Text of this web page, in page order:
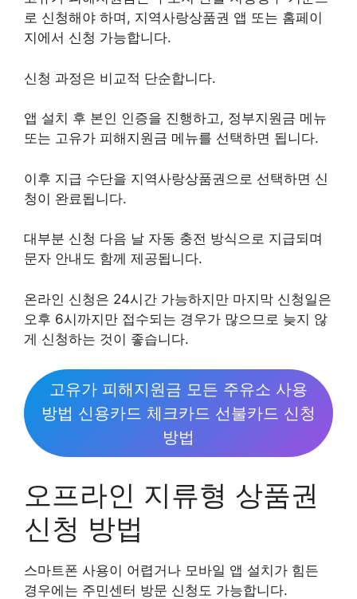
로 신청해야 하며, 지역사랑상품권 앱 또는 홈페이
지에서 신청 가능합니다.
신청 과정은 비교적 단순합니다.
앱 설치 후 본인 인증을 진행하고, 정부지원금 메뉴
또는 고유가 피해지원금 메뉴를 선택하면 됩니다.
이후 지급 수단을 지역사랑상품권으로 선택하면 신
청이 완료됩니다.
대부분 신청 다음 날 자동 충전 방식으로 지급되며
문자 안내도 함께 제공됩니다.
온라인 신청은 24시간 가능하지만 마지막 신청일은
오후 6시까지만 접수되는 경우가 많으므로 늦지 않
게 신청하는 것이 좋습니다.
고유가 피해지원금 모든 주유소 사용
방법 신용카드 체크카드 선불카드 신청
방법
오프라인 지류형 상품권
신청 방법
스마트폰 사용이 어렵거나 모바일 앱 설치가 힘든
경우에는 주민센터 방문 신청도 가능합니다.